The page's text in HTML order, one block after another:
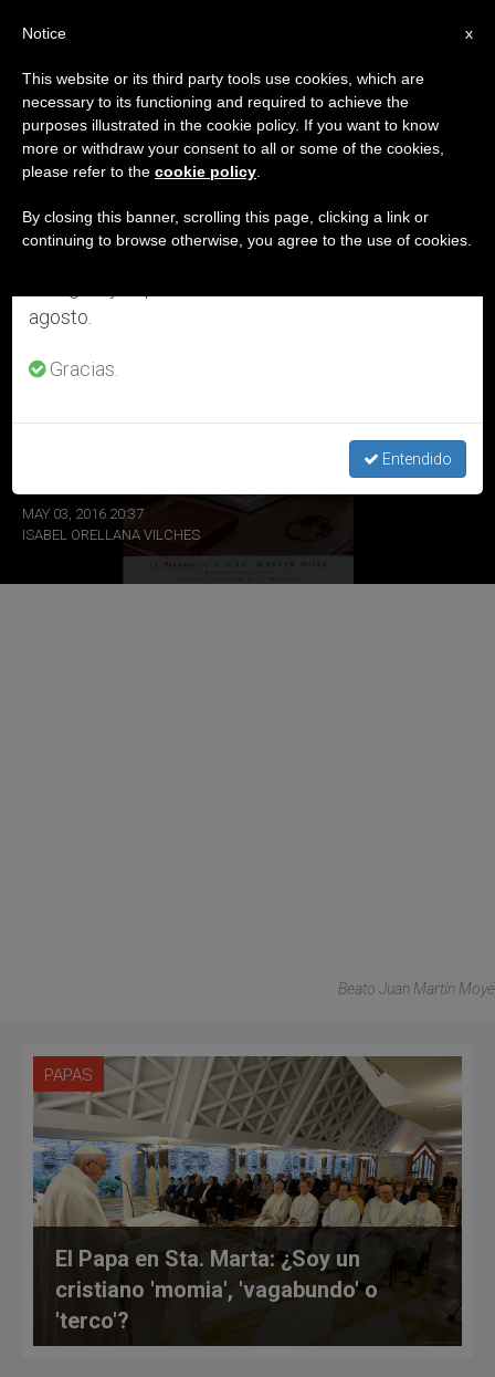
DÍA
Mayo 3rd, 2016
ÚLTIMAS NOTICIAS
MAY 03, 2016 20:37
ISABEL ORELLANA VILCHES
Beato Juan Martín Moyë
PAPAS
El Papa en Sta. Marta: ¿Soy un
cristiano 'momia', 'vagabundo' o
'terco'?
×
Aviso importante
Del 27 de julio al 7 de agosto haremos la pausa
anual, aprovechando que en el periodo de verano
se generan menos informaciones y también el
agosto.
Gracias.
Entendido
x
Notice
This website or its third party tools use cookies, which are
necessary to its functioning and required to achieve the
purposes illustrated in the cookie policy. If you want to know
more or withdraw your consent to all or some of the cookies,
please refer to the cookie policy
By closing this banner, scrolling this page, clicking a link or
continuing to browse otherwise, you agree to the use of cookies.